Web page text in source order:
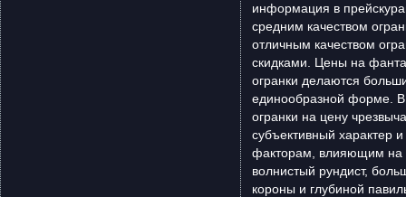
информация в
средним качеством
отличным качеством
скидками. Цены на
огранки делаются
единообразной форме. В
огранки на цену
субъективный характер
факторам, влияющим на
волнистый рундист,
короны и глубиной